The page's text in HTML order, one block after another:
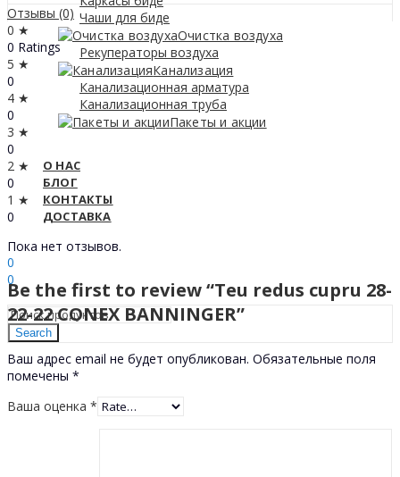
Чаши для биде
Очистка воздуха
Рекуператоры воздуха
Канализация
Канализационная арматура
Канализационная труба
Пакеты и акции
О НАС
БЛОГ
КОНТАКТЫ
ДОСТАВКА
Hello, Sign In
0
0
0МДЛ
Search
Отзывы (0)
0 ★
0 Ratings
5 ★
0
4 ★
0
3 ★
0
2 ★
0
1 ★
0
Пока нет отзывов.
Be the first to review “Teu redus cupru 28-
22-22 CONEX BANNINGER”
Ваш адрес email не будет опубликован. Обязательные поля
помечены *
Ваша оценка *